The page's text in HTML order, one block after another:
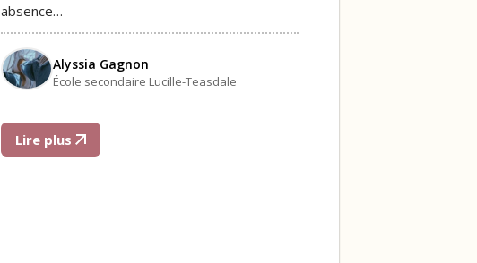
absence…
Alyssia Gagnon
École secondaire Lucille-Teasdale
Lire plus